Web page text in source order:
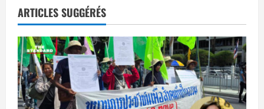
a
t
i
o
ARTICLES SUGGÉRÉS